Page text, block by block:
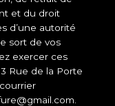
et du droit
d’une autorité
sort de vos
exercer ces
Rue de la Porte